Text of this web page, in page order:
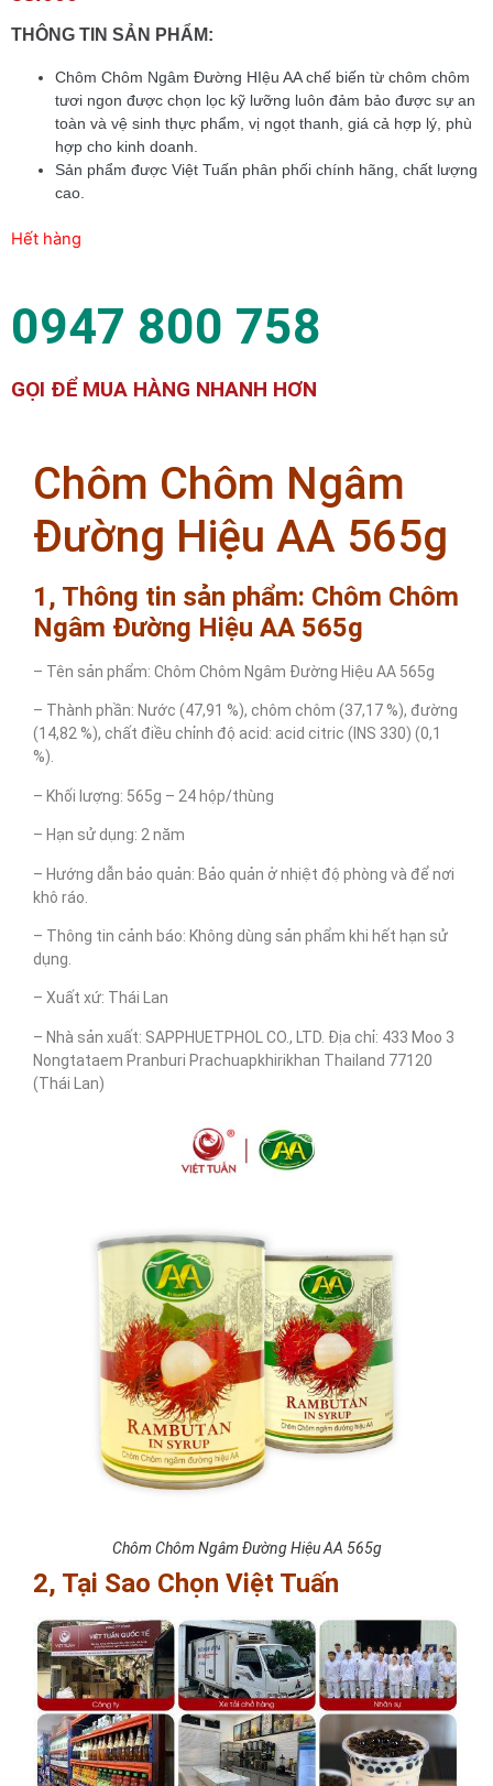
THÔNG TIN SẢN PHẨM:
Chôm Chôm Ngâm Đường HIệu AA chế biến từ chôm chôm
tươi ngon được chọn lọc kỹ lưỡng luôn đảm bảo được sự an
toàn và vệ sinh thực phẩm, vị ngọt thanh, giá cả hợp lý, phù
hợp cho kinh doanh.
Sản phẩm được Việt Tuấn phân phối chính hãng, chất lượng
cao.
Hết hàng
0947 800 758
GỌI ĐỂ MUA HÀNG NHANH HƠN
Chôm Chôm Ngâm
Đường Hiệu AA 565g
1, Thông tin sản phẩm: Chôm Chôm
Ngâm Đường Hiệu AA 565g
– Tên sản phẩm: Chôm Chôm Ngâm Đường Hiệu AA 565g
– Thành phần: Nước (47,91 %), chôm chôm (37,17 %), đường
(14,82 %), chất điều chỉnh độ acid: acid citric (INS 330) (0,1
%).
– Khối lượng: 565g – 24 hộp/thùng
– Hạn sử dụng: 2 năm
– Hướng dẫn bảo quản: Bảo quản ở nhiệt độ phòng và để nơi
khô ráo.
– Thông tin cảnh báo: Không dùng sản phẩm khi hết hạn sử
dụng.
– Xuất xứ: Thái Lan
– Nhà sản xuất: SAPPHUETPHOL CO., LTD. Địa chỉ: 433 Moo 3
Nongtataem Pranburi Prachuapkhirikhan Thailand 77120
(Thái Lan)
Chôm Chôm Ngâm Đường Hiệu AA 565g
2, Tại Sao Chọn Việt Tuấn